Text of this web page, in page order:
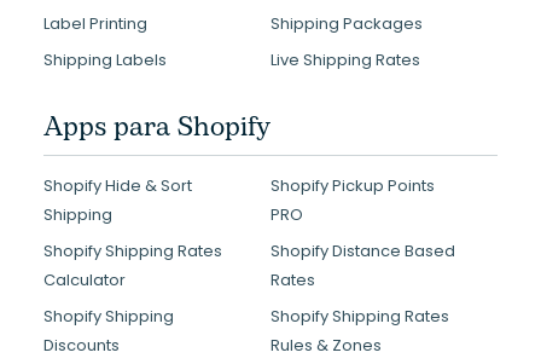
Label Printing
Shipping Packages
Shipping Labels
Live Shipping Rates
Apps para Shopify
Shopify Hide & Sort
Shipping
Shopify Pickup Points
PRO
Shopify Shipping Rates
Calculator
Shopify Distance Based
Rates
Shopify Shipping
Discounts
Shopify Shipping Rates
Rules & Zones